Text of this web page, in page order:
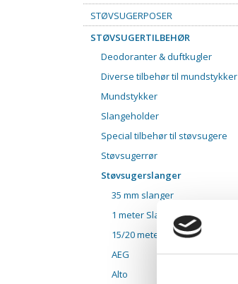
STØVSUGERPOSER
STØVSUGERTILBEHØR
Deodoranter & duftkugler
Diverse tilbehør til mundstykker
Mundstykker
Slangeholder
Special tilbehør til støvsugere
Støvsugerrør
Støvsugerslanger
35 mm slanger
1 meter Slange
15/20 meter slanger
AEG
Alto